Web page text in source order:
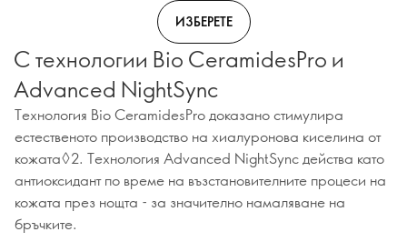
ИЗБЕРЕТЕ
С технологии Bio CeramidesPro и
Advanced NightSync
Технология Bio CeramidesPro доказано стимулира
естественото производство на хиалуронова киселина от
кожата◊2. Технология Advanced NightSync действа като
антиоксидант по време на възстановителните процеси на
кожата през нощта - за значително намаляване на
бръчките.